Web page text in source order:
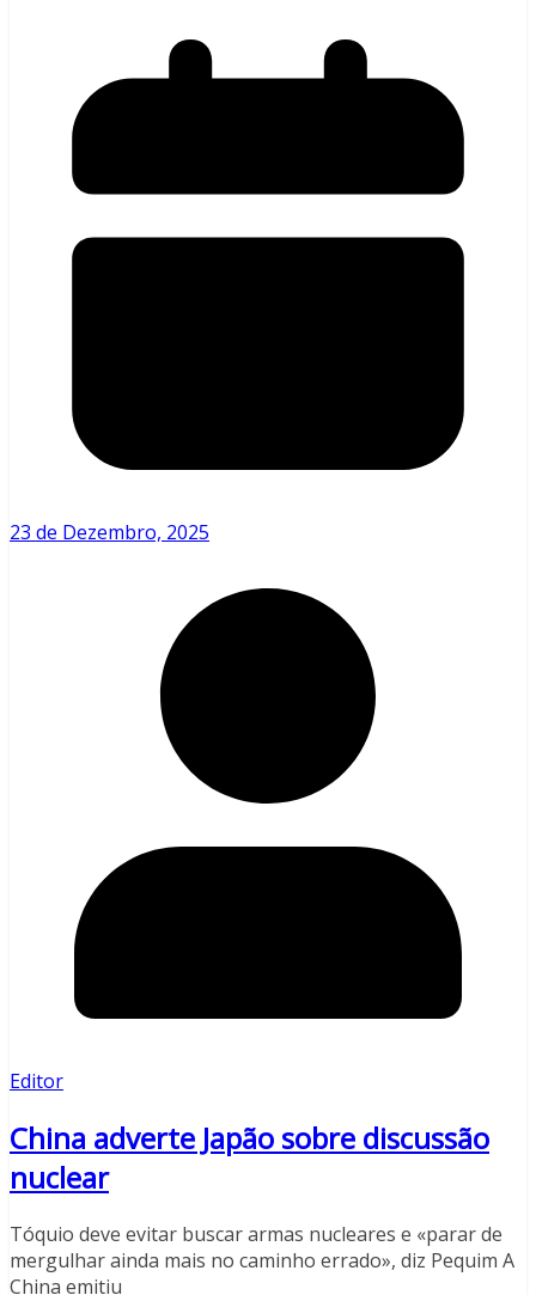
23 de Dezembro, 2025
Editor
China adverte Japão sobre discussão
nuclear
Tóquio deve evitar buscar armas nucleares e «parar de
mergulhar ainda mais no caminho errado», diz Pequim A
China emitiu